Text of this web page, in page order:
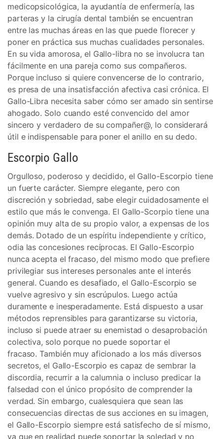
medicopsicológica, la ayudantía de enfermería, las
parteras y la cirugía dental también se encuentran
entre las muchas áreas en las que puede florecer y
poner en práctica sus muchas cualidades personales.
En su vida amorosa, el Gallo-libra no se involucra tan
fácilmente en una pareja como sus compañeros.
Porque incluso si quiere convencerse de lo contrario,
es presa de una insatisfacción afectiva casi crónica. El
Gallo-Libra necesita saber cómo ser amado sin sentirse
ahogado. Solo cuando esté convencido del amor
sincero y verdadero de su compañer@, lo considerará
útil e indispensable para poner el anillo en su dedo.
Escorpio Gallo
Orgulloso, poderoso y decidido, el Gallo-Escorpio tiene
un fuerte carácter. Siempre elegante, pero con
discreción y sobriedad, sabe elegir cuidadosamente el
estilo que más le convenga. El Gallo-Scorpio tiene una
opinión muy alta de su propio valor, a expensas de los
demás. Dotado de un espíritu independiente y crítico,
odia las concesiones recíprocas. El Gallo-Escorpio
nunca acepta el fracaso, del mismo modo que prefiere
privilegiar sus intereses personales ante el interés
general. Cuando es desafiado, el Gallo-Escorpio se
vuelve agresivo y sin escrúpulos. Luego actúa
duramente e inesperadamente. Está dispuesto a usar
métodos reprensibles para garantizarse su victoria,
incluso si puede atraer su enemistad o desaprobación
colectiva, solo porque no puede soportar el
fracaso. También muy aficionado a los más diversos
secretos, el Gallo-Escorpio es capaz de sembrar la
discordia, recurrir a la calumnia o incluso predicar la
falsedad con el único propósito de comprender la
verdad. Sin embargo, cualesquiera que sean las
consecuencias directas de sus acciones en su imagen,
el Gallo-Escorpio siempre está satisfecho de sí mismo,
ya que en realidad puede soportar la soledad y no